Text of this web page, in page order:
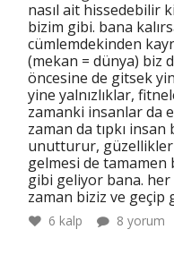
nasıl ait hissedebilir
bizim gibi. bana
cümlemdekinden
(mekan = dünya) biz
öncesine de gitsek
yine yalnızlıklar,
zamanki insanlar da
zaman da tıpkı
unutturur,
gelmesi de tamamen
gibi geliyor bana. her
zaman biziz ve
6 kalp 8 yorum